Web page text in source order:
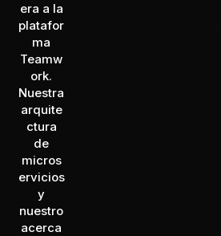
era a la
platafor
ma
Teamw
ork.
Nuestra
arquite
ctura
de
micros
ervicios
y
nuestro
acerca